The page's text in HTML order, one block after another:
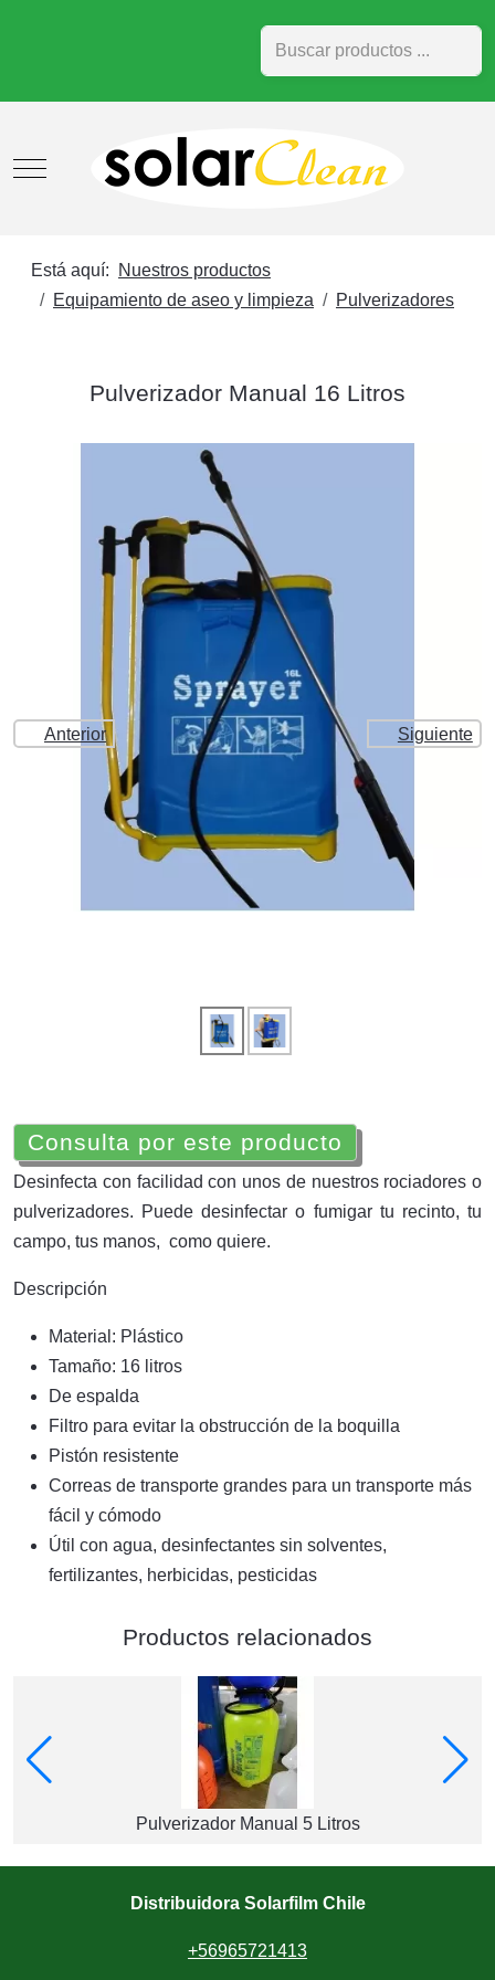
Buscar
Mobile Menu Toggle
Está aquí:
Nuestros productos
Equipamiento de aseo y limpieza
Pulverizadores
Pulverizador Manual 16 Litros
Anterior Siguiente
Consulta por este producto
Desinfecta con facilidad con unos de nuestros rociadores o
pulverizadores. Puede desinfectar o fumigar tu recinto, tu
campo, tus manos, como quiere.
Descripción
Material: Plástico
Tamaño: 16 litros
De espalda
Filtro para evitar la obstrucción de la boquilla
Pistón resistente
Correas de transporte grandes para un transporte más
fácil y cómodo
Útil con agua, desinfectantes sin solventes,
fertilizantes, herbicidas, pesticidas
Productos relacionados
Pulverizador Manual 5 Litros
Distribuidora Solarfilm Chile
+56965721413